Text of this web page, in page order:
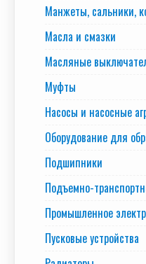
Манжеты, сальники,
Масла и смазки
Масляные
Муфты
Насосы и насосные
Оборудование для
Подшипники
Подъемно-
Промышленное
Пусковые устройства